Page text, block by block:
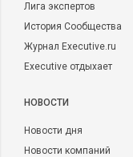
Лига экспертов
История Сообщества
Журнал Executive.ru
Executive отдыхает
НОВОСТИ
Новости дня
Новости компаний